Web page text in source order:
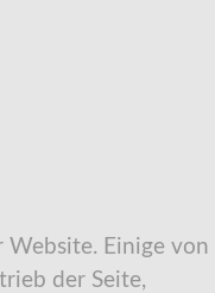
Einige von
der Seite,